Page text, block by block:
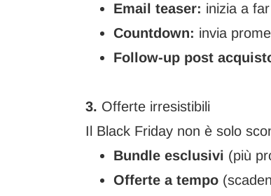
Email teaser: inizia a
Countdown: invia
Follow-up post
3. Offerte irresistibili
Il Black Friday non è solo
Bundle esclusivi (più
Offerte a tempo